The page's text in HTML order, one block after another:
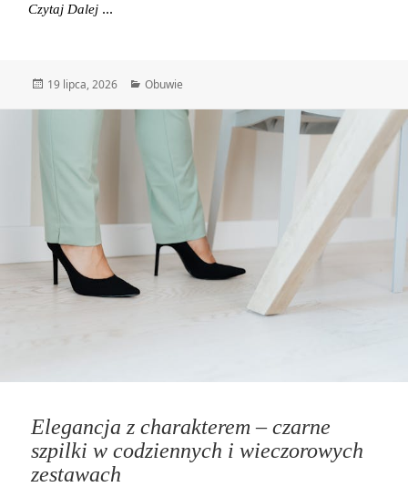
Czytaj Dalej
Data
19 lipca, 2026 Kategorie
Obuwie
Elegancja z charakterem – czarne
szpilki w codziennych i wieczorowych
zestawach